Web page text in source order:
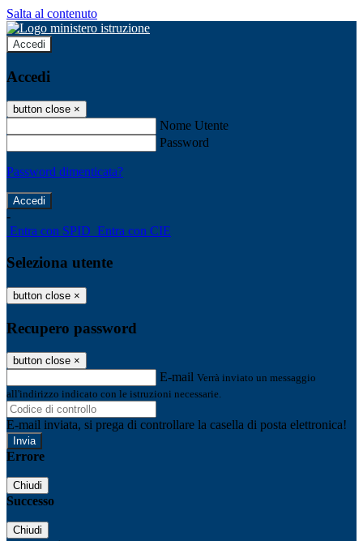
Salta al contenuto
Accedi
Accedi
button close ×
Nome Utente
Password
Password dimenticata?
-
Entra con SPID Entra con CIE
Seleziona utente
button close ×
Recupero password
button close ×
E-mail Verrà inviato un messaggio
all'indirizzo indicato con le istruzioni necessarie.
E-mail inviata, si prega di controllare la casella di posta elettronica!
Errore
Chiudi
Successo
Chiudi